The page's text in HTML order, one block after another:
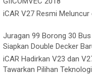
iCAR V27 Resmi Meluncur
Juragan 99 Borong 30
Siapkan Double Decker
iCAR Hadirkan V23 dan
Tawarkan Pilihan